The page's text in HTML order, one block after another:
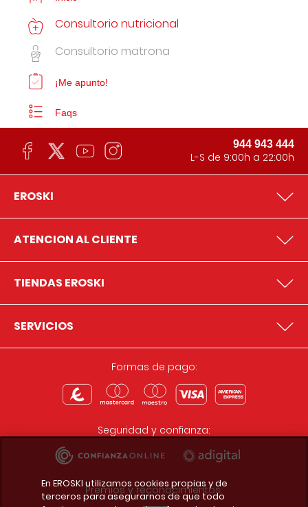
Consultorio nutricional
Consultorio matrona
¡Me apunto!
Faqs
944 943 444
L-S de 9:00h a 22:00h
EROSKI
ATENCION AL CLIENTE
TIENDAS EROSKI
SERVICIOS
Formas de pago:
Seguridad y confianza:
Premios y reconocimientos:
En EROSKI utilizamos cookies propias y de
terceros para asegurarnos de que todo